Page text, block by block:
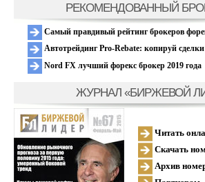
РЕКОМЕНДОВАННЫЙ
Самый правдивый рейтинг брокеров
Автотрейдинг Pro-Rebate: копируй
Nord FX лучший форекс брокер 2019 года
ЖУРНАЛ «БИРЖЕВОЙ
Читать
Скачать
Архив